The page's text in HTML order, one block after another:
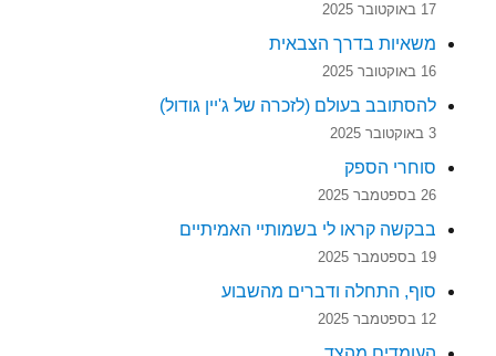
17 באוקטובר 2025
משאיות בדרך הצבאית
16 באוקטובר 2025
להסתובב בעולם (לזכרה של ג'יין גודול)
3 באוקטובר 2025
סוחרי הספק
26 בספטמבר 2025
בבקשה קראו לי בשמותיי האמיתיים
19 בספטמבר 2025
סוף, התחלה ודברים מהשבוע
12 בספטמבר 2025